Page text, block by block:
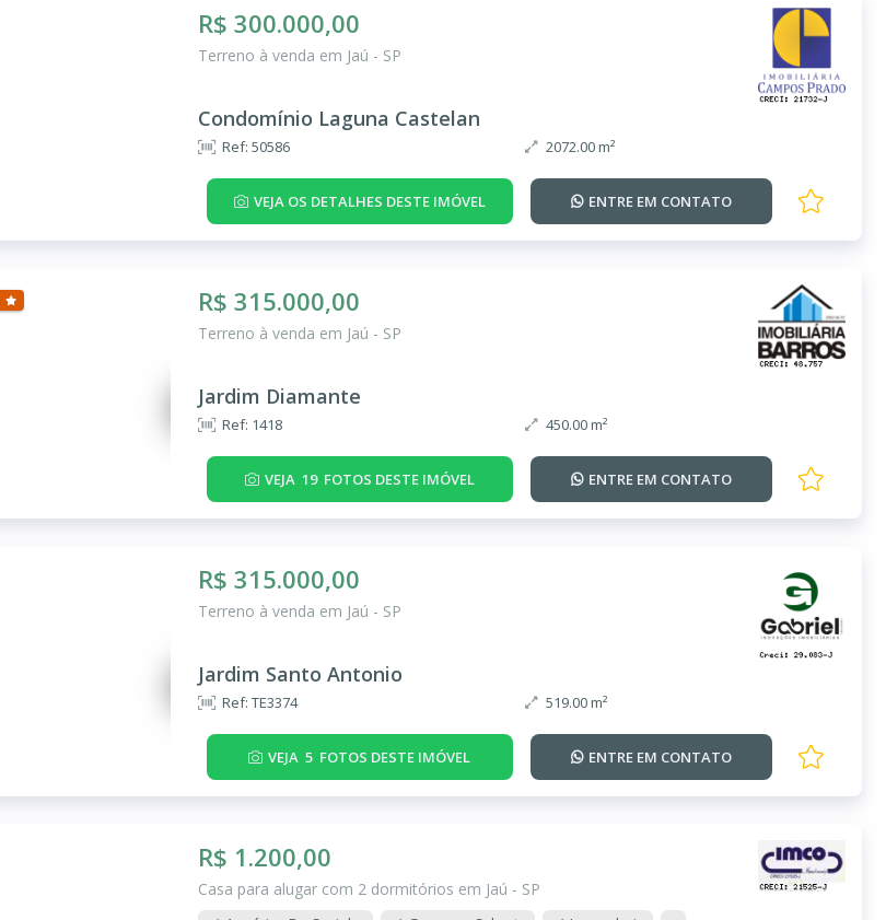
R$ 300.000,00
Terreno à venda em Jaú - SP
Condomínio Laguna Castelan
Ref: 50586 2072.00 m²
VEJA OS DETALHES DESTE IMÓVEL ENTRE EM CONTATO
R$ 315.000,00
Terreno à venda em Jaú - SP
Jardim Diamante
Ref: 1418 450.00 m²
VEJA 19 FOTOS DESTE IMÓVEL ENTRE EM CONTATO
R$ 315.000,00
Terreno à venda em Jaú - SP
Jardim Santo Antonio
Ref: TE3374 519.00 m²
VEJA 5 FOTOS DESTE IMÓVEL ENTRE EM CONTATO
R$ 1.200,00
Casa para alugar com 2 dormitórios em Jaú - SP